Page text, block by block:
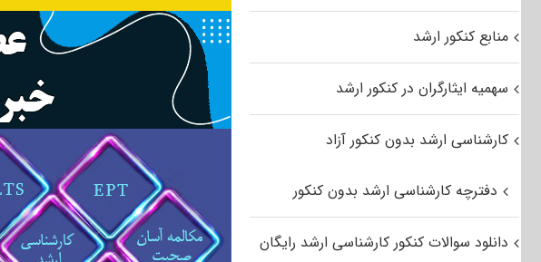
منابع کنکور ارشد
سهمیه ایثارگران در کنکور ارشد
کارشناسی ارشد بدون کنکور آزاد
دفترچه کارشناسی ارشد بدون کنکور
دانلود سوالات کنکور کارشناسی ارشد رایگان